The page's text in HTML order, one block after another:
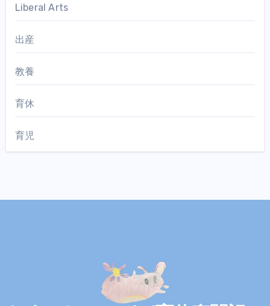
Liberal Arts
出産
教養
育休
育児